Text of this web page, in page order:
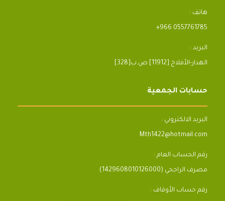
هاتف :
+966 0557761785
البريد :
[328]الهدار-الأفلاج [11912] ص.ب
حسابات الجمعية
البريد الالكتروني :
Mth1422@hotmail.com
رقم الحساب العام :
مصرف الراجحي (1429608010126000)
رقم حساب الأوقاف :